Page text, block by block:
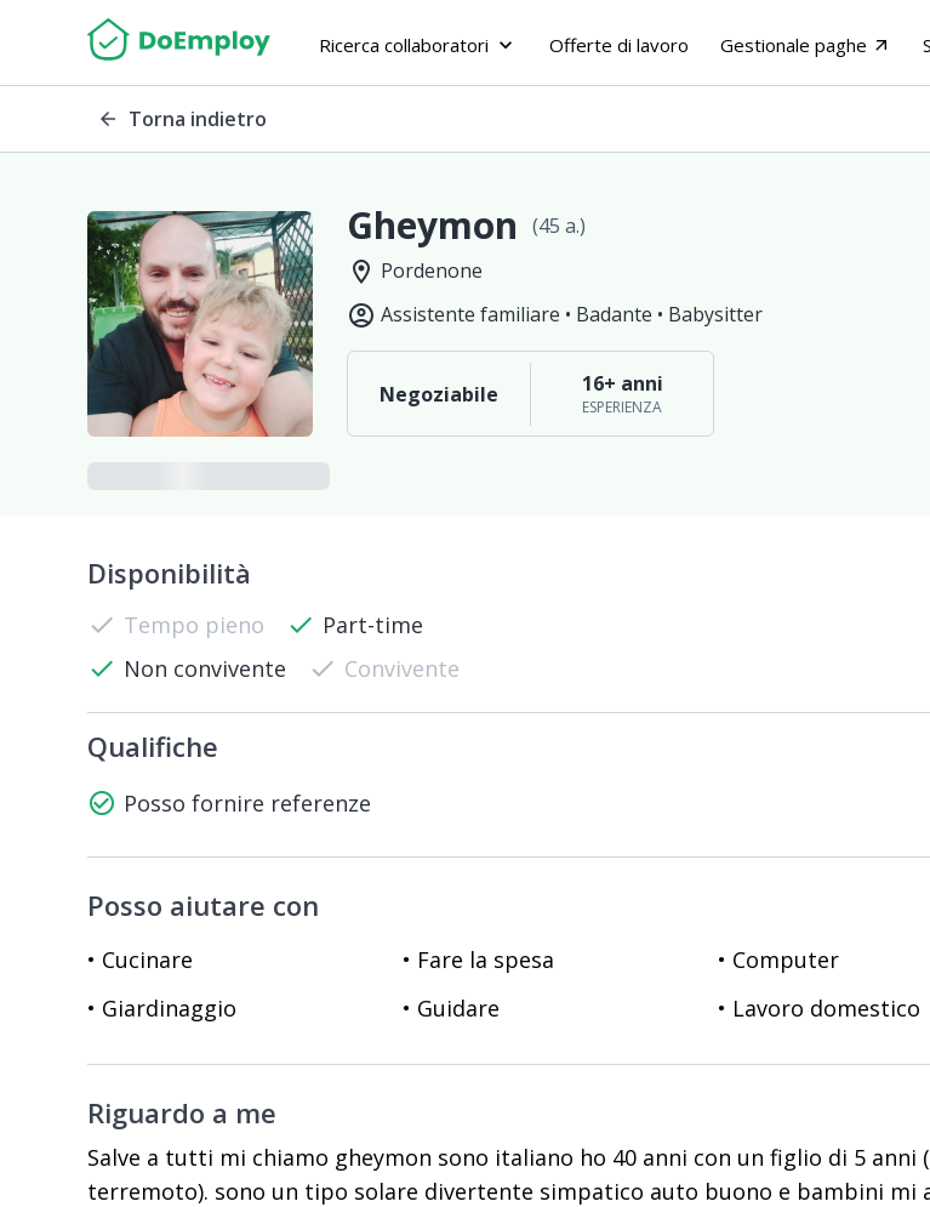
Ricerca collaboratori keyboard_arrow_down Offerte di lavoro Gestionale paghe arrow_outward
arrow_back Torna indietro
Gheymon (45 a.)
location_on Pordenone
account_circle Assistente familiare • Badante • Babysitter
Negoziabile 16+ anni
ESPERIENZA
Disponibilità
check Tempo pieno check Part-time
check Non convivente check Convivente
Qualifiche
check_circle_outline Posso fornire referenze
Posso aiutare con
• Cucinare • Fare la spesa
• Computer
• Giardinaggio
• Guidare • Lavoro domestico
Riguardo a me
Salve a tutti mi chiamo gheymon sono italiano ho 40 anni con un figlio di 5 anni (
terremoto). sono un tipo solare divertente simpatico auto buono e bambini mi